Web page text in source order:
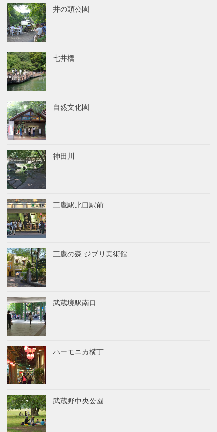
井の頭公園
七井橋
自然文化園
神田川
三鷹駅北口駅前
三鷹の森 ジブリ美術館
武蔵境駅南口
ハーモニカ横丁
武蔵野中央公園